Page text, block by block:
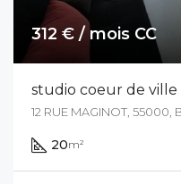
312 € / mois CC
studio coeur de ville
12 RUE MAGINOT,
20m²